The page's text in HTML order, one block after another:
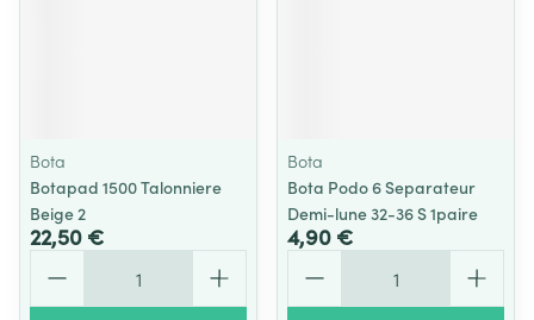
Bota
Botapad 1500 Talonniere
Beige 2
22,50 €
Bota
Bota Podo 6 Separateur
Demi-lune 32-36 S 1paire
4,90 €